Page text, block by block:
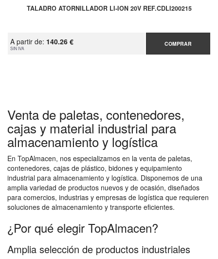
TALADRO ATORNILLADOR LI-ION 20V REF.CDLI200215
A partir de: 140.26 €
SIN IVA
COMPRAR
Venta de paletas, contenedores,
cajas y material industrial para
almacenamiento y logística
En TopAlmacen, nos especializamos en la venta de paletas,
contenedores, cajas de plástico, bidones y equipamiento
industrial para almacenamiento y logística. Disponemos de una
amplia variedad de productos nuevos y de ocasión, diseñados
para comercios, industrias y empresas de logística que requieren
soluciones de almacenamiento y transporte eficientes.
¿Por qué elegir TopAlmacen?
Amplia selección de productos industriales